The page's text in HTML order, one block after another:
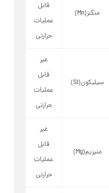
منگنز(Mn)
قابل
عملیات
حرارتی
سیلیکون(Si)
غیر
قابل
عملیات
حرارتی
منیزیم(Mg)
غیر
قابل
عملیات
حرارتی